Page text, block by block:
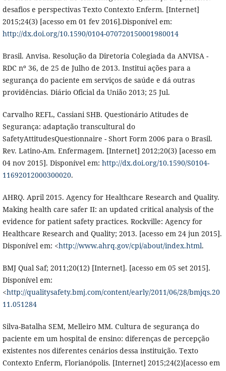
desafios e perspectivas Texto Contexto Enferm. [Internet]
2015;24(3) [acesso em 01 fev 2016].Disponível em:
http://dx.doi.org/10.1590/0104-070720150001980014
Brasil. Anvisa. Resolução da Diretoria Colegiada da ANVISA -
RDC nº 36, de 25 de Julho de 2013. Institui ações para a
segurança do paciente em serviços de saúde e dá outras
providências. Diário Oficial da União 2013; 25 Jul.
Carvalho REFL, Cassiani SHB. Questionário Atitudes de
Segurança: adaptação transcultural do
SafetyAttitudesQuestionnaire - Short Form 2006 para o Brasil.
Rev. Latino-Am. Enfermagem. [Internet] 2012;20(3) [acesso em
04 nov 2015]. Disponível em: http://dx.doi.org/10.1590/S0104-
11692012000300020.
AHRQ. April 2015. Agency for Healthcare Research and Quality.
Making health care safer II: an updated critical analysis of the
evidence for patient safety practices. Rockville: Agency for
Healthcare Research and Quality; 2013. [acesso em 24 jun 2015].
Disponível em: <http://www.ahrq.gov/cpi/about/index.html.
BMJ Qual Saf; 2011;20(12) [Internet]. [acesso em 05 set 2015].
Disponível em:
<http://qualitysafety.bmj.com/content/early/2011/06/28/bmjqs.20
11.051284
Silva-Batalha SEM, Melleiro MM. Cultura de segurança do
paciente em um hospital de ensino: diferenças de percepção
existentes nos diferentes cenários dessa instituição. Texto
Contexto Enferm, Florianópolis. [Internet] 2015;24(2)[acesso em